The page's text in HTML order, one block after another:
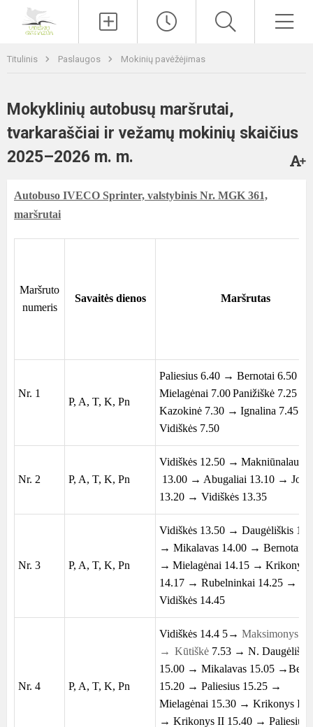
Titulinis Paslaugos Mokinių pavėžėjimas
Mokyklinių autobusų maršrutai,
tvarkaraščiai ir vežamų mokinių skaičius
2025–2026 m. m.
Autobuso IVECO Sprinter, valstybinis Nr. MGK 361,
maršrutai
Maršruto
numeris
Savaitės dienos Maršrutas
Nr. 1
P, A, T, K, Pn
Paliesius 6.40 → Bernotai 6.50 →
Mielagėnai 7.00Panižiškė 7.25 →
Kazokinė 7.30 → Ignalina 7.45 →
Vidiškės 7.50
Nr. 2 P, A, T, K, Pn
Vidiškės 12.50 → Makniūnalaukė
13.00 → Abugaliai 13.10 →
13.20 → Vidiškės 13.35
Nr. 3 P, A, T, K, Pn
Vidiškės 13.50 → Daugėliškis
→ Mikalavas 14.00 → Bernotai
→ Mielagėnai 14.15 → Krikonys I
14.17 → Rubelninkai 14.25 →
Vidiškės 14.45
Nr. 4 P, A, T, K, Pn
Vidiškės 14.4 5→ Maksimonys
→ Kūtiškė 7.53 → N. Daugėliškis
15.00 → Mikalavas 15.05
15.20 → Paliesius 15.25 →
Mielagėnai 15.30 → Krikonys I
→ Krikonys II 15.40 → Paliesius